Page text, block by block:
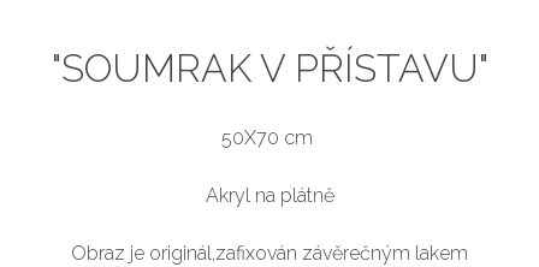
"SOUMRAK V PŘÍSTAVU"
50X70 cm
Akryl na plátně
Obraz je originál,zafixován závěrečným lakem